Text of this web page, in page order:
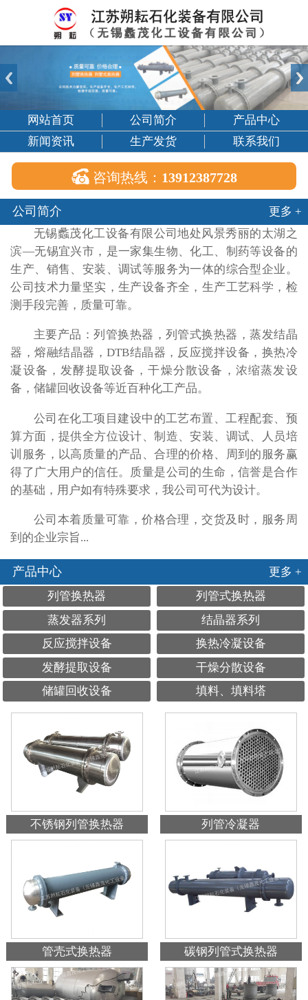
网站首页 公司简介
产品中心
新闻资讯
生产发货 联系我们
 咨询热线： 13912387728
公司简介
更多 +
无锡蠡茂化工设备有限公司地处风景秀丽的太湖之
滨—无锡宜兴市，是一家集生物、化工、制药等设备的
生产、销售、安装、调试等服务为一体的综合型企业。
公司技术力量坚实，生产设备齐全，生产工艺科学，检
测手段完善，质量可靠。
主要产品：列管换热器，列管式换热器，蒸发结晶
器，熔融结晶器，DTB结晶器，反应搅拌设备，换热冷
凝设备，发酵提取设备，干燥分散设备，浓缩蒸发设
备，储罐回收设备等近百种化工产品。
公司在化工项目建设中的工艺布置、工程配套、预
算方面，提供全方位设计、制造、安装、调试、人员培
训服务，以高质量的产品、合理的价格、周到的服务赢
得了广大用户的信任。质量是公司的生命，信誉是合作
的基础，用户如有特殊要求，我公司可代为设计。
公司本着质量可靠，价格合理，交货及时，服务周
到的企业宗旨...
产品中心
更多 +
列管换热器
列管式换热器
蒸发器系列
结晶器系列
反应搅拌设备
换热冷凝设备
发酵提取设备
干燥分散设备
储罐回收设备
填料、填料塔
不锈钢列管换热器 列管冷凝器
管壳式换热器 碳钢列管式换热器